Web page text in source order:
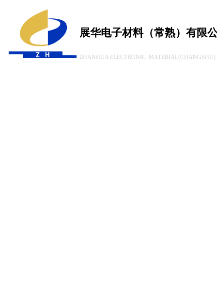
展华电子材料（常熟）有限
ZHANHUA ELECTRONIC MATERIAL(CHANGSHU)